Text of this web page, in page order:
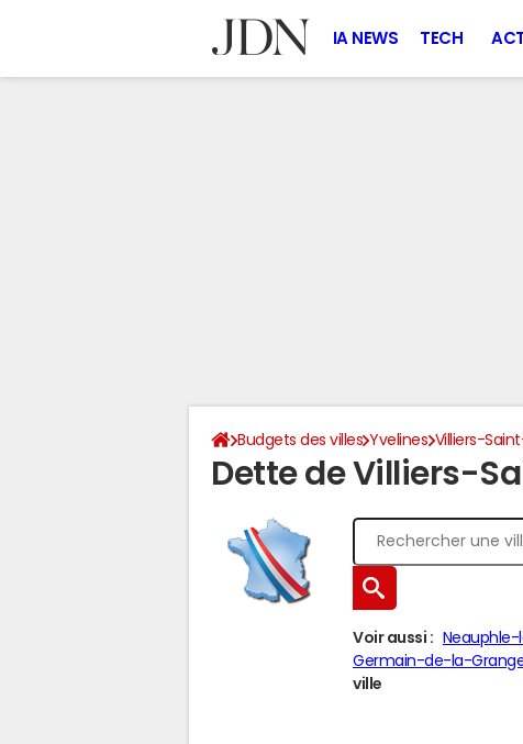
IA NEWS TECH
Budgets des villes Yvelines Villiers-
Dette de Villiers-
Voir aussi :
Germain-de-la-
ville